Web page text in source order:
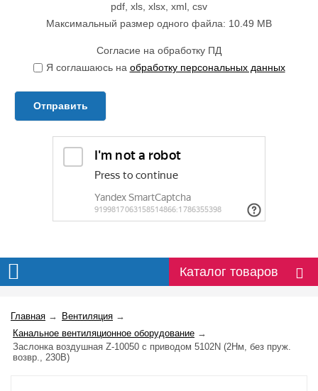
pdf, xls, xlsx, xml, csv
Максимальный размер одного файла: 10.49 MB
Согласие на обработку ПД
Я соглашаюсь на обработку персональных данных
Отправить
Каталог товаров
Главная → Вентиляция →
Канальное вентиляционное оборудование →
Заслонка воздушная Z-10050 с приводом 5102N (2Нм, без пруж.
возвр., 230В)